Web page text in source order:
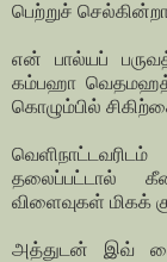
பெற்றுச்
என் பால்யப்
கம்பஹா
கொழும்பில்
தலைப்பட்டால்
விளைவுகள் மிகக்
அத்துடன் இவ்